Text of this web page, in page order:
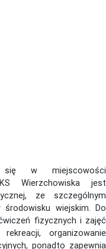
się w miejscowości
Wierzchowiska jest
ze szczególnym
wiejskim. Do
fizycznych i zajęć
organizowanie
ponadto zapewnia